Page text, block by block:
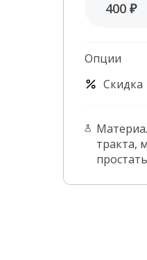
400 ₽
Опции
Скидка
тракта,